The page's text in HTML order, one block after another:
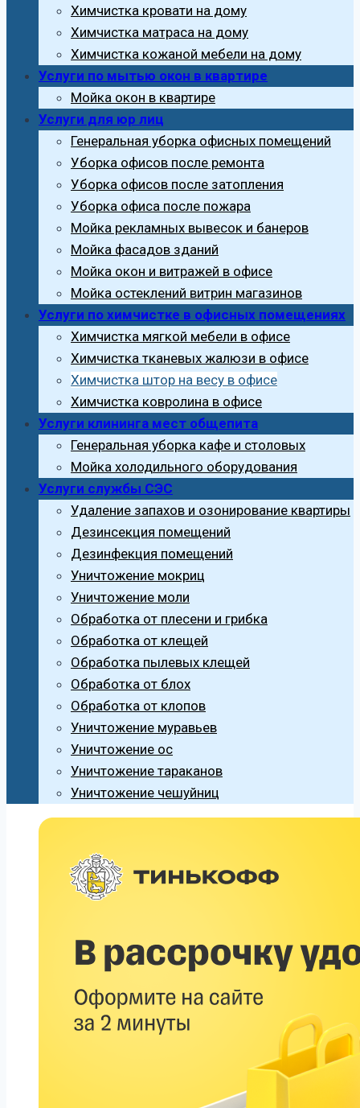
Химчистка кровати на дому
Химчистка матраса на дому
Химчистка кожаной мебели на дому
Услуги по мытью окон в квартире
Мойка окон в квартире
Услуги для юр лиц
Генеральная уборка офисных помещений
Уборка офисов после ремонта
Уборка офисов после затопления
Уборка офиса после пожара
Мойка рекламных вывесок и банеров
Мойка фасадов зданий
Мойка окон и витражей в офисе
Мойка остеклений витрин магазинов
Услуги по химчистке в офисных помещениях
Химчистка мягкой мебели в офисе
Химчистка тканевых жалюзи в офисе
Химчистка штор на весу в офисе
Химчистка ковролина в офисе
Услуги клининга мест общепита
Генеральная уборка кафе и столовых
Мойка холодильного оборудования
Услуги службы СЭС
Удаление запахов и озонирование квартиры
Дезинсекция помещений
Дезинфекция помещений
Уничтожение мокриц
Уничтожение моли
Обработка от плесени и грибка
Обработка от клещей
Обработка пылевых клещей
Обработка от блох
Обработка от клопов
Уничтожение муравьев
Уничтожение ос
Уничтожение тараканов
Уничтожение чешуйниц